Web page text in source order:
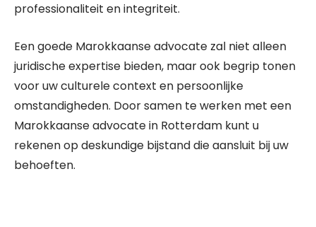
professionaliteit en integriteit.
Een goede Marokkaanse advocate zal niet alleen
juridische expertise bieden, maar ook begrip tonen
voor uw culturele context en persoonlijke
omstandigheden. Door samen te werken met een
Marokkaanse advocate in Rotterdam kunt u
rekenen op deskundige bijstand die aansluit bij uw
behoeften.